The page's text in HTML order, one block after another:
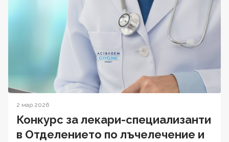
2 мар 2026
Конкурс за лекари-специализанти
в Отделението по лъчелечение и